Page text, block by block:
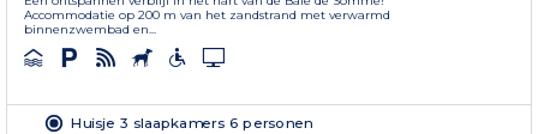
Accommodatie op 200 m van het zandstrand met verwarmd
binnenzwembad en...
Huisje 3 slaapkamers 6 personen